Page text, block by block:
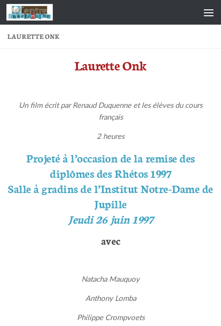
Skip to content
LAURETTE ONK
Laurette Onk
Un film écrit par Renaud Duquenne et les élèves du cours
français
2 heures
Projeté à l’occasion de la remise des
diplômes des Rhétos 1997
Salle à gradins de l’Institut Notre-Dame de
Jupille
Jeudi 26 juin 1997
avec
Natacha Mauquoy
Anthony Lomba
Philippe Crompvoets